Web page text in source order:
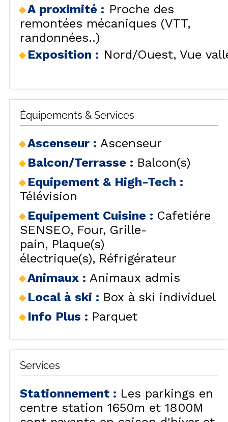
A proximité : Proche des
remontées mécaniques (VTT,
randonnées..)
Exposition : Nord/Ouest Vue
Équipements & Services
Ascenseur : Ascenseur
Balcon/Terrasse : Balcon(s)
Equipement & High-Tech :
Télévision
Equipement Cuisine : Cafetiére
SENSEO
Four Grille-
pain
Plaque(s)
électrique(s)
Réfrigérateur
Animaux : Animaux admis
Local à ski : Box à ski individuel
Info Plus : Parquet
Services
Stationnement : Les parkings en
centre station 1650m et 1800M